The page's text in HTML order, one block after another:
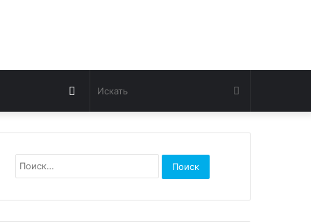
Искать
Switch
skin
Найти: